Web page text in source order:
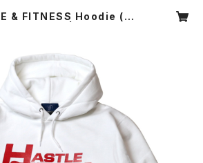
& FITNESS Hoodie (W